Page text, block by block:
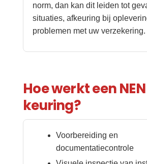
norm, dan kan dit leiden tot
situaties, afkeuring bij
problemen met uw verzekering.
Hoe werkt een NEN
keuring?
Voorbereiding en
documentatiecontrole